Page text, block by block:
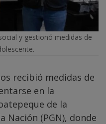
y gestionó medidas de
recibió medidas de
en la
de la
Nación (PGN), donde